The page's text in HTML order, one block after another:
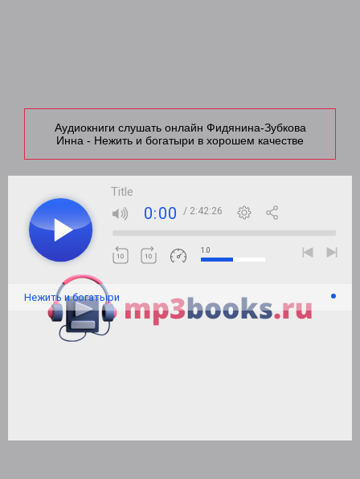
Аудиокниги слушать онлайн Фидянина-Зубкова
Инна - Нежить и богатыри в хорошем качестве
Title
0:00 / 2:42:26
1.0
Нежить и богатыри